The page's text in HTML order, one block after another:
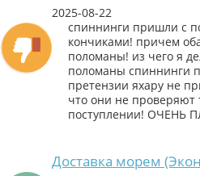
2025-08-22
спиннинги пришли с
кончиками! причем
поломаны! из чего я
поломаны спиннинги
претензии яхару не
что они не проверяют
поступлении! ОЧЕНЬ
Доставка морем